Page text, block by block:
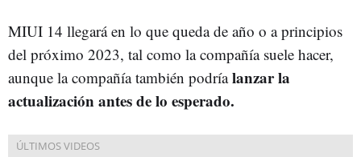
MIUI 14 llegará en lo que queda de año o a principios
del próximo 2023, tal como la compañía suele hacer,
aunque la compañía también podríalanzar la
actualización antes de lo esperado.